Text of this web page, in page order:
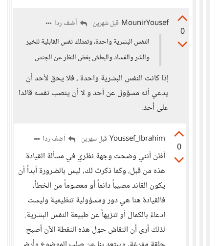
0
MounirYousef قبل شهرين
أضف ردا
النفس البشرية واحدة، وتمتلك نفس القابلية للخير
والشر والفساد والبطش بغض النظر عن الجنس
إذا كانت النفس البشرية واحدة ، فلا يحق لأحد أن
يدعي أنه مسؤول عن أحد و لا أن ينصب نفسه قائدا
على أحد.
0
Youssef_Ibrahim قبل شهرين أضف ردا
أظن أنني وضحت وجهة نظري في مسألة القيادة
هذه من قبل، وكما ذكرت لك، ليس بالضرورة أبداً أن
يكون القائد مصيباً دائماً أو معصوماً من الخطأ،
فالقيادة هنا هي دور ومسؤولية تنظيمية وليست
ادعاءً بالكمال أو تنزيهاً عن طبيعة النفس البشرية.
لذلك أرى أن النقاش حول هذه النقطة الآن أصبح